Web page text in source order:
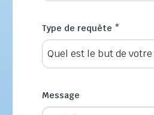
Type de requête *
Message